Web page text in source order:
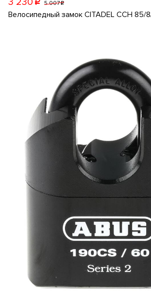
p 5 007p
Велосипедный замок CITADEL CCH 85/